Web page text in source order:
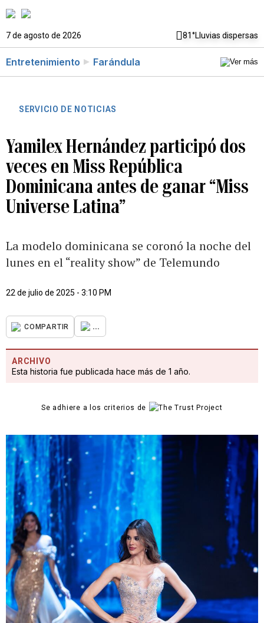
7 de agosto de 2026 81°Lluvias dispersas
Entretenimiento Farándula
SERVICIO DE NOTICIAS
Yamilex Hernández participó dos
veces en Miss República
Dominicana antes de ganar “Miss
Universe Latina”
La modelo dominicana se coronó la noche del
lunes en el “reality show” de Telemundo
22 de julio de 2025 - 3:10 PM
COMPARTIR ...
ARCHIVO
Esta historia fue publicada hace más de 1 año.
Se adhiere a los criterios de